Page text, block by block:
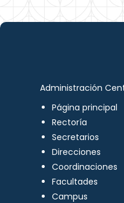
Administración
Página principal
Rectoría
Secretarios
Direcciones
Coordinaciones
Facultades
Campus